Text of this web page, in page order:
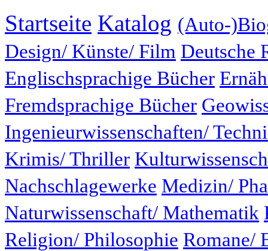
Startseite Katalog (Auto-
Design/ Künste/ Film Deutsche
Englischsprachige Bücher
Fremdsprachige Bücher
Ingenieurwissenschaften/
Krimis/ Thriller
Nachschlagewerke Medizin/
Naturwissenschaft/ Mathematik
Religion/ Philosophie Romane/